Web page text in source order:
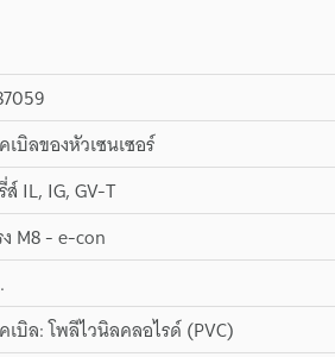
เบิลของหัวเซนเซอร์
IL, IG, GV-T
M8 - e-con
เบิล: โพลีไวนิลคลอไรด์ (PVC)